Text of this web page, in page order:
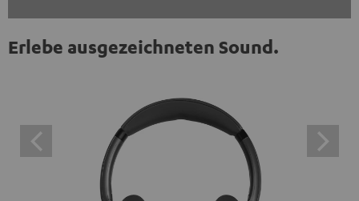
EINMALIG ZUSTIMMEN UND ANZEIGEN
Trustpilot‑Bewertungen sind externe Inhalte. Der
externe Inhalt kann hier mit nur einem Klick angezeigt
werden. Mit dem Anklicken des Inhalts wird zugestimmt,
dass externe Inhalte angezeigt werden. Dabei können
personenbezogene Daten an Drittplattformen
Erlebe ausgezeichneten Sound.